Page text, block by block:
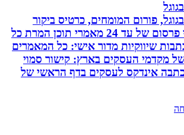
פורום המומחים, כרטיס ביקור
מהפכני אישי פרסום של עד 24 מאמרי תוכן המרת כל
שיווקיות מדור אישי: כל המאמרים
העסקים בארץ: קישור סמוי
אינדקס לעסקים בדף הראשי של